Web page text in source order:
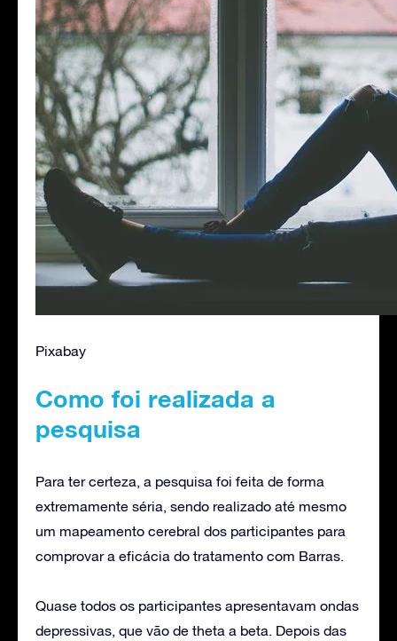
Pixabay
Como foi realizada a
pesquisa
Para ter certeza, a pesquisa foi feita de forma
extremamente séria, sendo realizado até mesmo
um mapeamento cerebral dos participantes para
comprovar a eficácia do tratamento com Barras.
Quase todos os participantes apresentavam ondas
depressivas, que vão de theta a beta. Depois das